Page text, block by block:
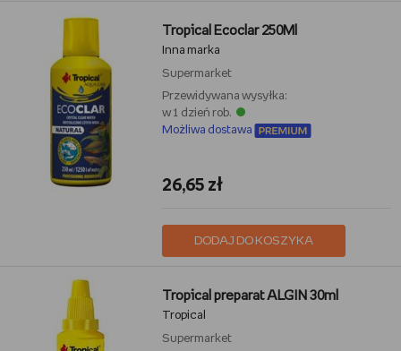
Tropical Ecoclar 250Ml
Inna marka
Supermarket
Przewidywana wysyłka:
w 1 dzień rob.
Możliwa dostawa
26,65 zł
DODAJ DO KOSZYKA
Tropical preparat ALGIN 30ml
Tropical
Supermarket